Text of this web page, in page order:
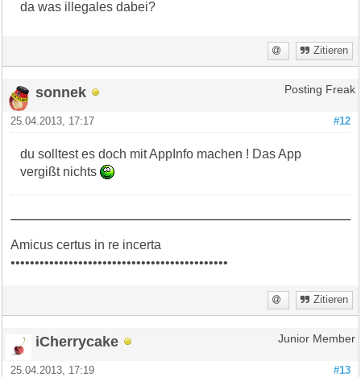
da was illegales dabei?
Zitieren
sonnek Posting Freak
#12
25.04.2013, 17:17
du solltest es doch mit AppInfo machen ! Das App
vergißt nichts
Amicus certus in re incerta
•••••••••••••••••••••••••••••••••••••••••••••
Zitieren
iCherrycake Junior Member
#13
25.04.2013, 17:19